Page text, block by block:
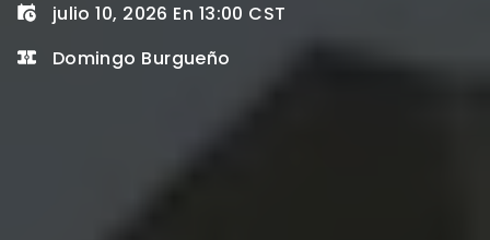
julio 10, 2026 En 13:00 CST
Domingo Burgueño